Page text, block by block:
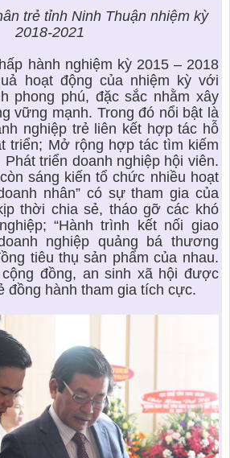
trẻ tỉnh Ninh Thuận nhiệm kỳ
2018-2021
hành nghiệm kỳ 2015 – 2018
hoạt động của nhiệm kỳ với
phong phú, đặc sắc nhằm xây
vững mạnh. Trong đó nổi bật là
nghiệp trẻ liên kết hợp tác hỗ
triển; Mở rộng hợp tác tìm kiếm
triển doanh nghiệp hội viên.
sáng kiến tổ chức nhiều hoạt
nhân” có sự tham gia của
thời chia sẻ, tháo gỡ các khó
“Hành trình kết nối giao
nghiệp quảng bá thương
tiêu thụ sản phẩm của nhau.
đồng, an sinh xã hội được
đồng hành tham gia tích cực.